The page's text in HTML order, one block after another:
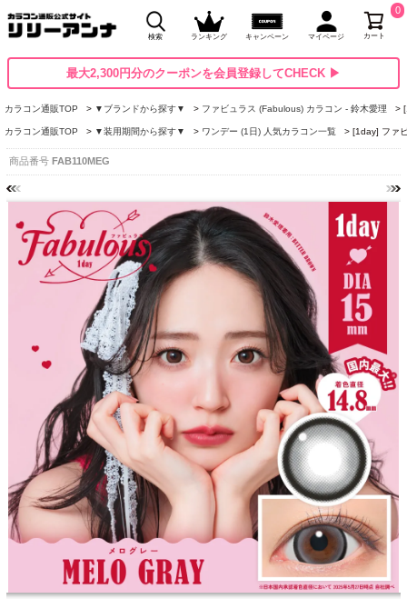
検索 ランキング キャンペーン マイページ カート
0
最大2,300円分のクーポンを会員登録してCHECK ▶
カラコン通販TOP ▼ブランドから探す▼ ファビュラス (Fabulous) カラコン - 鈴木愛理
カラコン通販TOP ▼装用期間から探す▼ ワンデー (1日) 人気カラコン一覧 [1day] ファ
商品番号 FAB110MEG